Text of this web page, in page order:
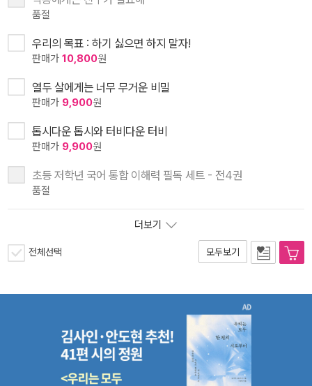
품절
우리의 목표 : 하기 싫으면 하지 말자!
판매가 10,800원
열두 살에게는 너무 무거운 비밀
판매가 9,900원
톱시다운 톱시와 터비다운 터비
판매가 9,900원
초등 저학년 국어 통합 이해력 필독 세트 - 전4권
품절
더보기
전체선택 모두보기